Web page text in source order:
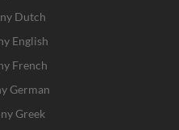
Dutch
English
French
German
Greek